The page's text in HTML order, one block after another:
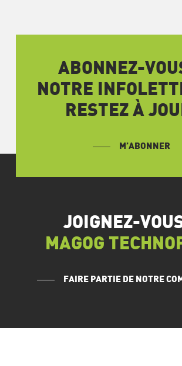
ABONNEZ-
NOTRE
RESTEZ À
M’ABONNER
JOIGNEZ-
MAGOG
FAIRE PARTIE DE NOTRE